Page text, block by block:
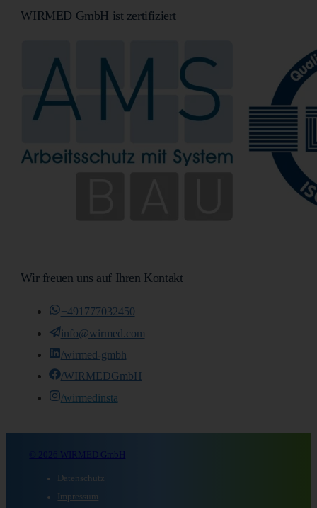
WIRMED GmbH ist zertifiziert
Wir freuen uns auf Ihren Kontakt
+491777032450
info@wirmed.com
/wirmed-gmbh
/WIRMEDGmbH
/wirmedinsta
© 2026 WIRMED GmbH
Datenschutz
Impressum